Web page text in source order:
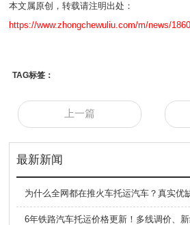
本文属原创，转载请注明出处：
https://www.zhongchewuliu.com/m/news/
TAG标签：
上一篇
最新新闻
为什么全网都在推火车托运汽车？真实优